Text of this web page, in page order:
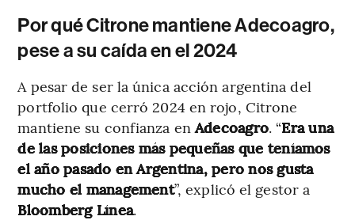
Por qué Citrone mantiene Adecoagro,
pese a su caída en el 2024
A pesar de ser la única acción argentina del
portfolio que cerró 2024 en rojo, Citrone
mantiene su confianza enAdecoagro. “Era una
de las posiciones más pequeñas que teníamos
el año pasado en Argentina, pero nos gusta
mucho el management”, explicó el gestor a
Bloomberg Línea.